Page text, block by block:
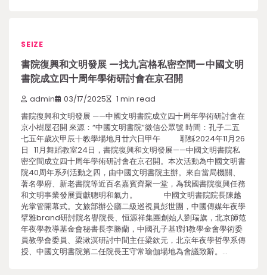
SEIZE
書院復興和文明發展 —找九宮格私密空間—中國文明
書院成立四十周年學術研討會在京召開
admin 03/17/2025 1 min read
書院復興和文明發展 ——中國文明書院成立四十周年學術研討會在
京小樹屋召開 來源：“中國文明書院”微信公眾號 時間：孔子二五
七五年歲次甲辰十教學場地月廿六日甲午 耶穌2024年11月26
日 11月舞蹈教室24日，書院復興和文明發展——中國文明書院私
密空間成立四十周年學術研討會在京召開。本次活動為中國文明書
院40周年系列活動之四，由中國文明書院主辦。來自當局機關、
著名學府、新老書院等近百名嘉賓齊聚一堂，為我國書院復興任務
和文明事業發展貢獻聰明和氣力。 中國文明書院院長陳越
光掌管開幕式。文旅部辦公廳二級巡視員彭世團，中國傳媒年夜學
擘雅brand研討院名譽院長、恒源祥集團創始人劉瑞旗，北京師范
年夜學教導基金會秘書長李勝蘭，中國孔子基1對1教學金會學術委
員教學會委員、梁漱溟研討中間主任梁欽元，北京年夜學哲學系傳
授、中國文明書院第二任院長王守常瑜伽場地為會議致辭。…